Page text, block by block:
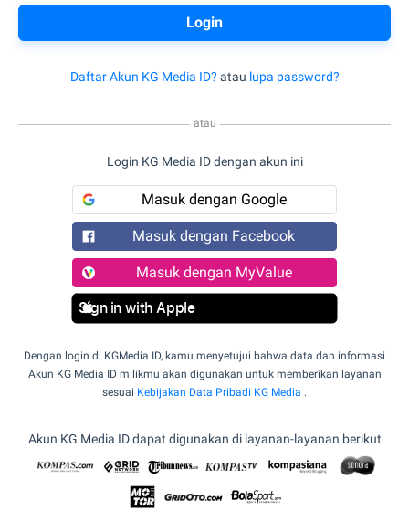
Daftar Akun KG Media ID? atau lupa password?
atau
Login KG Media ID dengan akun ini
Masuk dengan Google
Masuk dengan Facebook
Masuk dengan MyValue
Sign in with Apple
Dengan login di KGMedia ID, kamu menyetujui bahwa data dan informasi
Akun KG Media ID milikmu akan digunakan untuk memberikan layanan
sesuai Kebijakan Data Pribadi KG Media .
Akun KG Media ID dapat digunakan di layanan-layanan berikut